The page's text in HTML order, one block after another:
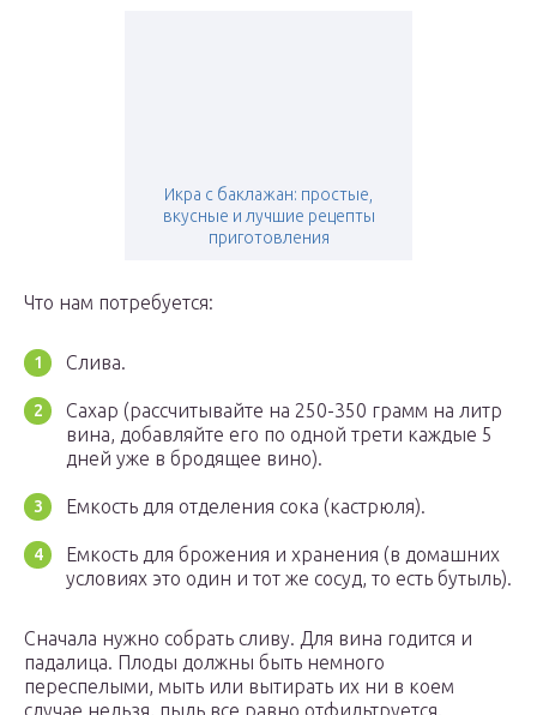
Икра с баклажан: простые,
вкусные и лучшие рецепты
приготовления
Что нам потребуется:
Слива.
Сахар (рассчитывайте на 250-350 грамм на литр
вина, добавляйте его по одной трети каждые 5
дней уже в бродящее вино).
Емкость для отделения сока (кастрюля).
Емкость для брожения и хранения (в домашних
условиях это один и тот же сосуд, то есть бутыль).
Сначала нужно собрать сливу. Для вина годится и
падалица. Плоды должны быть немного
переспелыми, мыть или вытирать их ни в коем
случае нельзя, пыль все равно отфильтруется.